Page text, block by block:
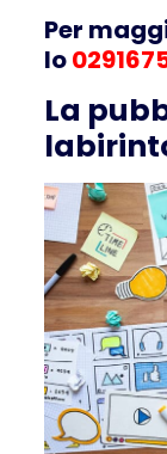
Per
lo
La